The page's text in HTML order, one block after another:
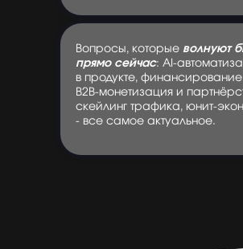
Вопросы, которые волнуют
прямо сейчас: AI-
в продукте,
B2B-монетизация и
скейлинг трафика, юнит-
- все самое актуальное.